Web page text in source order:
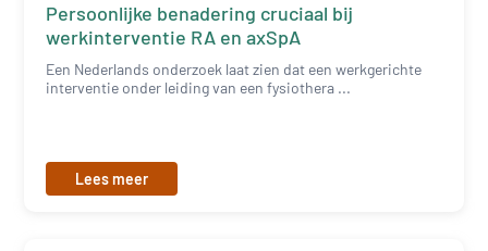
Persoonlijke benadering cruciaal bij
werkinterventie RA en axSpA
Een Nederlands onderzoek laat zien dat een werkgerichte
interventie onder leiding van een fysiothera ...
Lees meer